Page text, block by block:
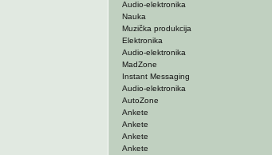
Audio-elektronika
Nauka
Muzička produkcija
Elektronika
Audio-elektronika
MadZone
Instant Messaging
Audio-elektronika
AutoZone
Ankete
Ankete
Ankete
Ankete